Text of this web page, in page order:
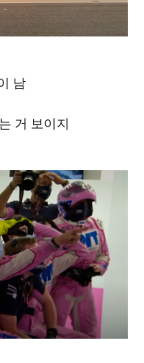
남
거 보이지